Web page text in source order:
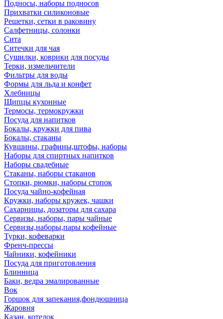
Подносы, наборы подносов
Прихватки силиконовые
Решетки, сетки в раковину
Салфетницы, солонки
Сита
Ситечки для чая
Сушилки, коврики для посуды
Терки, измельчители
Фильтры для воды
Формы для льда и конфет
Хлебницы
Щипцы кухонные
Термосы, термокружки
Посуда для напитков
Бокалы, кружки для пива
Бокалы, стаканы
Кувшины, графины,штофы, наборы
Наборы для спиртных напитков
Наборы свадебные
Стаканы, наборы стаканов
Стопки, рюмки, наборы стопок
Посуда чайно-кофейная
Кружки, наборы кружек, чашки
Сахарницы, дозаторы для сахара
Сервизы, наборы, пары чайные
Сервизы,наборы,пары кофейные
Турки, кофеварки
Френч-прессы
Чайники, кофейники
Посуда для приготовления
Блинница
Баки, ведра эмалированные
Вок
Горшок для запекания,фондюшница
Жаровня
Казан, котелок